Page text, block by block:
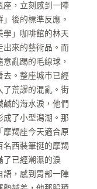
座，立刻感到一陣
後的標準反應。
學」咖啡館的林天
出來的藝術品。而
亂踢的毛線球，
去。整座城市已經
了荒謬的混亂。街
的海水淚，他們
成了小型潟湖。那
摩羯座今天適合原
名西裝筆挺的摩羯
了已經潮濕的淚
語，感到胃部一陣